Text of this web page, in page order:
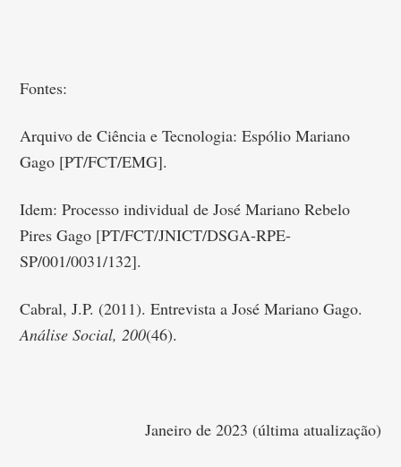
Fontes:
Arquivo de Ciência e Tecnologia: Espólio Mariano
Gago [PT/FCT/EMG].
Idem: Processo individual de José Mariano Rebelo
Pires Gago [PT/FCT/JNICT/DSGA-RPE-
SP/001/0031/132].
Cabral, J.P. (2011). Entrevista a José Mariano Gago.
Análise Social, 200(46).
Janeiro de 2023 (última atualização)